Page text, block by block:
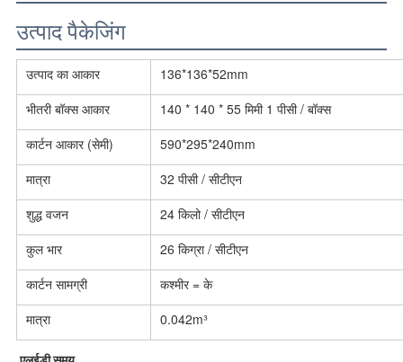
उत्पाद पैकेजिंग
उत्पाद का आकार
136*136*52mm
भीतरी बॉक्स आकार
140 * 140 * 55 मिमी 1 पीसी / बॉक्स
कार्टन आकार (सेमी)
590*295*240mm
मात्रा
32 पीसी / सीटीएन
शुद्ध वजन
24 किलो / सीटीएन
कुल भार
26 किग्रा / सीटीएन
कार्टन सामग्री
कश्मीर = के
मात्रा
0.042m³